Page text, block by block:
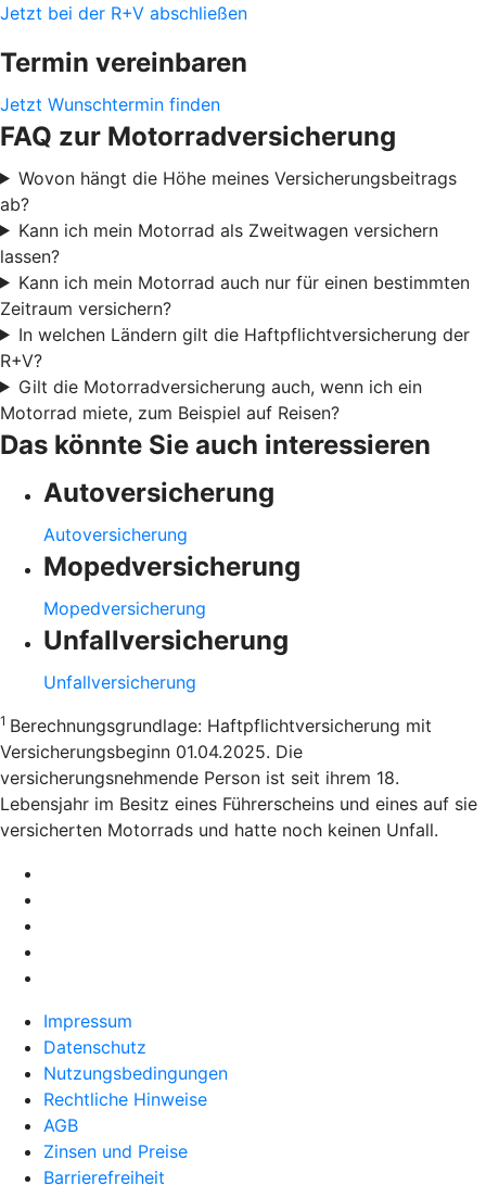
Jetzt bei der R+V abschließen
Termin vereinbaren
Jetzt Wunschtermin finden
FAQ zur Motorradversicherung
Wovon hängt die Höhe meines Versicherungsbeitrags
ab?
Kann ich mein Motorrad als Zweitwagen versichern
lassen?
Kann ich mein Motorrad auch nur für einen bestimmten
Zeitraum versichern?
In welchen Ländern gilt die Haftpflichtversicherung der
R+V?
Gilt die Motorradversicherung auch, wenn ich ein
Motorrad miete, zum Beispiel auf Reisen?
Das könnte Sie auch interessieren
Autoversicherung
Autoversicherung
Mopedversicherung
Mopedversicherung
Unfallversicherung
Unfallversicherung
1 Berechnungsgrundlage: Haftpflichtversicherung mit
Versicherungsbeginn 01.04.2025. Die
versicherungsnehmende Person ist seit ihrem 18.
Lebensjahr im Besitz eines Führerscheins und eines auf sie
versicherten Motorrads und hatte noch keinen Unfall.
Impressum
Datenschutz
Nutzungsbedingungen
Rechtliche Hinweise
AGB
Zinsen und Preise
Barrierefreiheit